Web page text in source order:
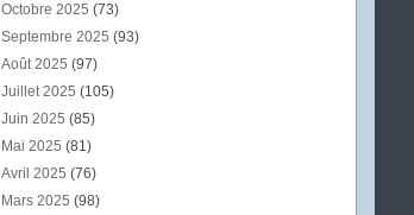
Octobre 2025 (73)
Septembre 2025 (93)
Août 2025 (97)
Juillet 2025 (105)
Juin 2025 (85)
Mai 2025 (81)
Avril 2025 (76)
Mars 2025 (98)